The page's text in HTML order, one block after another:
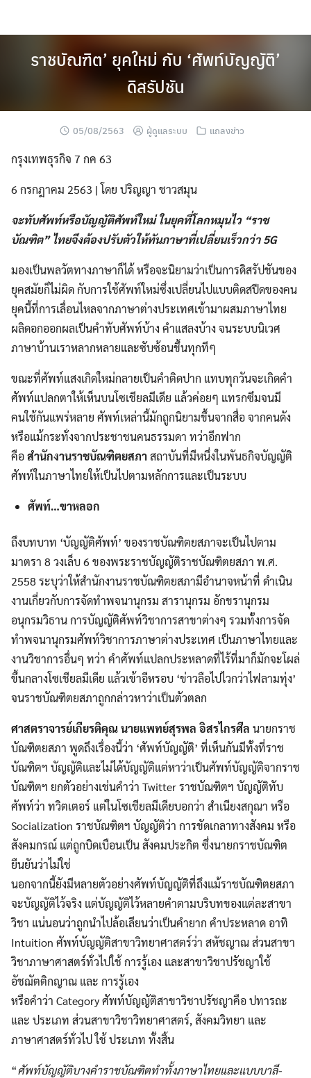
ราชบัณฑิต’ ยุคใหม่ กับ ‘ศัพท์บัญญัติ’
ดิสรัปชัน
05/08/2563 ผู้ดูแลระบบ แถลงข่าว
กรุงเทพธุรกิจ 7 กค 63
6 กรกฎาคม 2563 | โดย ปริญญา ชาวสมุน
จะทับศัพท์หรือบัญญัติศัพท์ใหม่ ในยุคที่โลกหมุนไว “ราช
บัณฑิต” ไทยจึงต้องปรับตัวให้ทันภาษาที่เปลี่ยนเร็วกว่า 5G
มองเป็นพลวัตทางภาษาก็ได้ หรือจะนิยามว่าเป็นการดิสรัปชันของ
ยุคสมัยก็ไม่ผิด กับการใช้ศัพท์ใหม่ซึ่งเปลี่ยนไปแบบติดสปีดของคน
ยุคนี้ที่การเลื่อนไหลจากภาษาต่างประเทศเข้ามาผสมภาษาไทย
ผลิดอกออกผลเป็นคำทับศัพท์บ้าง คำแสลงบ้าง จนระบบนิเวศ
ภาษาบ้านเราหลากหลายและซับซ้อนขึ้นทุกทีๆ
ขณะที่ศัพท์แสงเกิดใหม่กลายเป็นคำติดปาก แทบทุกวันจะเกิดคำ
ศัพท์แปลกตาให้เห็นบนโซเชียลมีเดีย แล้วค่อยๆ แทรกซึมจนมี
คนใช้กันแพร่หลาย ศัพท์เหล่านี้มักถูกนิยามขึ้นจากสื่อ จากคนดัง
หรือแม้กระทั่งจากประชาชนคนธรรมดา ทว่าอีกฟาก
คือสำนักงานราชบัณฑิตยสภาสถาบันที่มีหนึ่งในพันธกิจบัญญัติ
ศัพท์ในภาษาไทยให้เป็นไปตามหลักการและเป็นระบบ
ศัพท์…ขาหลอก
ถึงบทบาท ‘บัญญัติศัพท์’ ของราชบัณฑิตยสภาจะเป็นไปตาม
มาตรา 8 วงเล็บ 6 ของพระราชบัญญัติราชบัณฑิตยสภา พ.ศ.
2558 ระบุว่าให้สำนักงานราชบัณฑิตยสภามีอำนาจหน้าที่ ดําเนิน
งานเกี่ยวกับการจัดทำพจนานุกรม สารานุกรม อักขรานุกรม
อนุกรมวิธาน การบัญญัติศัพท์วิชาการสาขาต่างๆ รวมทั้งการจัด
ทำพจนานุกรมศัพท์วิชาการภาษาต่างประเทศ เป็นภาษาไทยและ
งานวิชาการอื่นๆ ทว่า คำศัพท์แปลกประหลาดที่ไร้ที่มาก็มักจะโผล่
ขึ้นกลางโซเชียลมีเดีย แล้วเข้าอีหรอบ ‘ข่าวลือไปไวกว่าไฟลามทุ่ง’
จนราชบัณฑิตยสภาถูกกล่าวหาว่าเป็นตัวตลก
ศาสตราจารย์เกียรติคุณ นายแพทย์สุรพล อิสรไกรศีล นายกราช
บัณฑิตยสภา พูดถึงเรื่องนี้ว่า ‘ศัพท์บัญญัติ’ ที่เห็นกันมีทั้งที่ราช
บัณฑิตฯ บัญญัติและไม่ได้บัญญัติแต่หาว่าเป็นศัพท์บัญญัติจากราช
บัณฑิตฯ ยกตัวอย่างเช่นคำว่า Twitter ราชบัณฑิตฯ บัญญัติทับ
ศัพท์ว่า ทวิตเตอร์ แต่ในโซเชียลมีเดียบอกว่า สำเนียงสกุณา หรือ
Socialization ราชบัณฑิตฯ บัญญัติว่า การขัดเกลาทางสังคม หรือ
สังคมกรณ์ แต่ถูกบิดเบือนเป็น สังคมประกิต ซึ่งนายกราชบัณฑิต
ยืนยันว่าไม่ใช่
นอกจากนี้ยังมีหลายตัวอย่างศัพท์บัญญัติที่ถึงแม้ราชบัณฑิตยสภา
จะบัญญัติไว้จริง แต่บัญญัติไว้หลายคำตามบริบทของแต่ละสาขา
วิชา แน่นอนว่าถูกนำไปล้อเลียนว่าเป็นคำยาก คำประหลาด อาทิ
Intuition ศัพท์บัญญัติสาขาวิทยาศาสตร์ว่า สหัชญาณ ส่วนสาขา
วิชาภาษาศาสตร์ทั่วไปใช้ การรู้เอง และสาขาวิชาปรัชญาใช้
อัชฌัตติกญาณ และ การรู้เอง
หรือคำว่า Category ศัพท์บัญญัติสาขาวิชาปรัชญาคือ ปทารถะ
และ ประเภท ส่วนสาขาวิชาวิทยาศาสตร์, สังคมวิทยา และ
ภาษาศาสตร์ทั่วไป ใช้ ประเภท ทั้งสิ้น
“ศัพท์บัญญัติบางคำราชบัณฑิตทำทั้งภาษาไทยและแบบบาลี-